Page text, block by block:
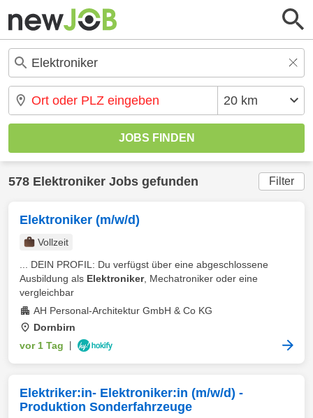
578 Elektroniker Jobs gefunden Filter
Elektroniker (m/w/d)
Vollzeit
... DEIN PROFIL: Du verfügst über eine abgeschlossene
Ausbildung als Elektroniker, Mechatroniker oder eine
vergleichbar
AH Personal-Architektur GmbH & Co KG
Dornbirn
vor 1 Tag
Elektriker:in- Elektroniker:in (m/w/d) -
Produktion Sonderfahrzeuge